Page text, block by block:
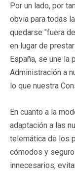
Por un lado, por
obvia para todas
quedarse "fuera
en lugar de
España, se une la
Administración a
lo que nuestra
En cuanto a la
adaptación a las
telemática de los
cómodos y
innecesarios,